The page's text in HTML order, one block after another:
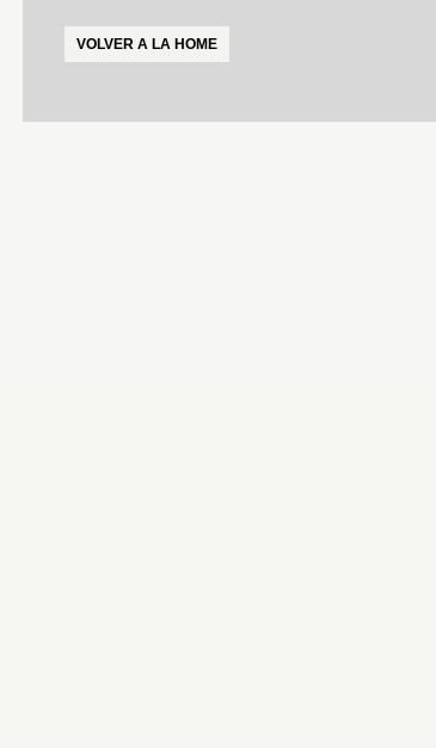
VOLVER A LA HOME